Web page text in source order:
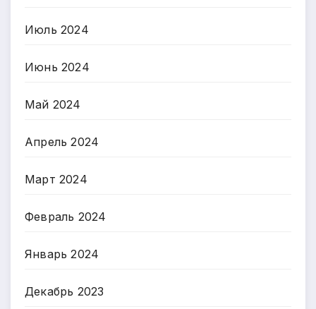
Июль 2024
Июнь 2024
Май 2024
Апрель 2024
Март 2024
Февраль 2024
Январь 2024
Декабрь 2023